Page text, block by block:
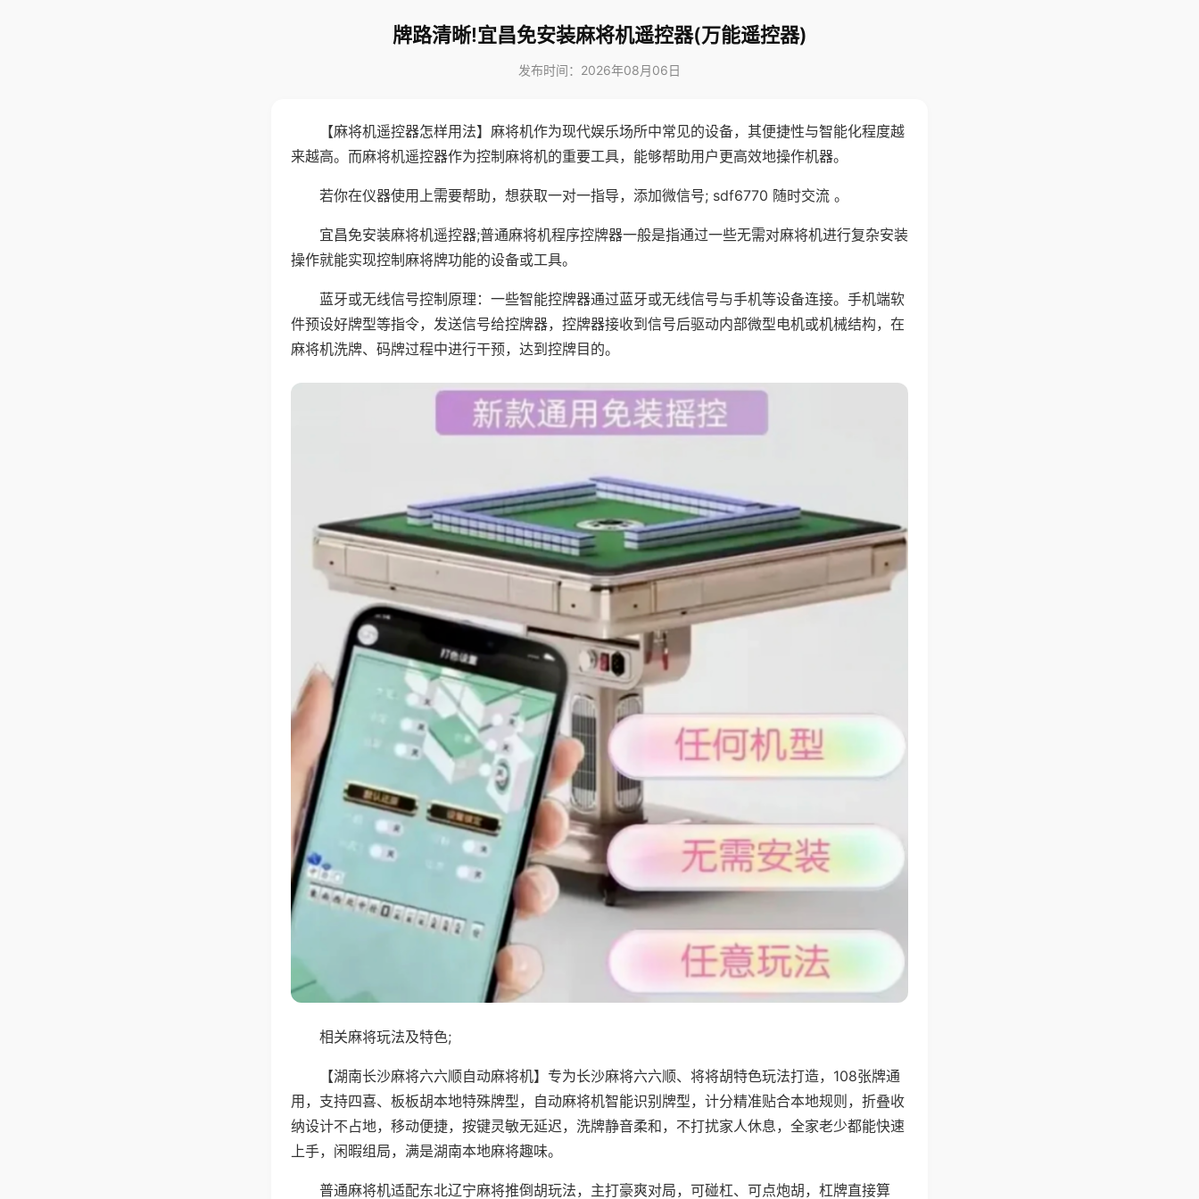
牌路清晰!宜昌免安装麻将机遥控器(万能遥控器)
发布时间：2026年08月06日
【麻将机遥控器怎样用法】麻将机作为现代娱乐场所中常见的设备，其便捷性与智能化程度越
来越高。而麻将机遥控器作为控制麻将机的重要工具，能够帮助用户更高效地操作机器。
若你在仪器使用上需要帮助，想获取一对一指导，添加微信号; sdf6770 随时交流 。
宜昌免安装麻将机遥控器;普通麻将机程序控牌器一般是指通过一些无需对麻将机进行复杂安装
操作就能实现控制麻将牌功能的设备或工具。
蓝牙或无线信号控制原理：一些智能控牌器通过蓝牙或无线信号与手机等设备连接。手机端软
件预设好牌型等指令，发送信号给控牌器，控牌器接收到信号后驱动内部微型电机或机械结构，在
麻将机洗牌、码牌过程中进行干预，达到控牌目的。
相关麻将玩法及特色;
【湖南长沙麻将六六顺自动麻将机】专为长沙麻将六六顺、将将胡特色玩法打造，108张牌通
用，支持四喜、板板胡本地特殊牌型，自动麻将机智能识别牌型，计分精准贴合本地规则，折叠收
纳设计不占地，移动便捷，按键灵敏无延迟，洗牌静音柔和，不打扰家人休息，全家老少都能快速
上手，闲暇组局，满是湖南本地麻将趣味。
普通麻将机适配东北辽宁麻将推倒胡玩法，主打豪爽对局，可碰杠、可点炮胡，杠牌直接算